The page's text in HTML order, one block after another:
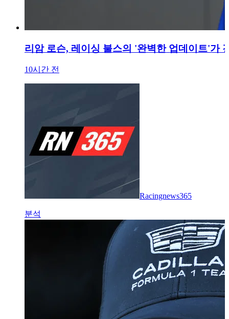
리암 로슨, 레이싱 불스의 '완벽한 업데이트'가
10시간 전
Racingnews365
분석